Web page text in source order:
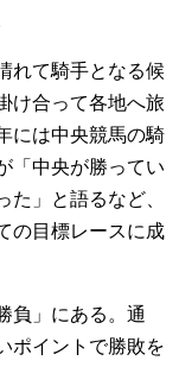
れて騎手となる候
け合って各地へ旅
には中央競馬の騎
「中央が勝ってい
」と語るなど、
の目標レースに成
負」にある。通
ポイントで勝敗を